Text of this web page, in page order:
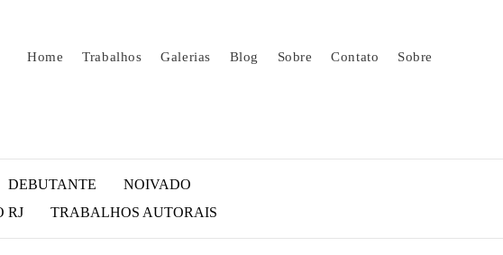
Home Trabalhos Galerias Blog Sobre Contato Sobre
DEBUTANTE
NOIVADO
RJ
TRABALHOS AUTORAIS